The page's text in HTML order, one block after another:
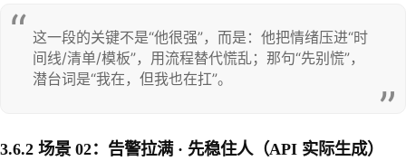
这一段的关键不是“他很强”，而是：他把情绪压进“时
间线/清单/模板”，用流程替代慌乱；那句“先别慌”，
潜台词是“我在，但我也在扛”。
3.6.2 场景 02：告警拉满 · 先稳住人（API 实际生成）